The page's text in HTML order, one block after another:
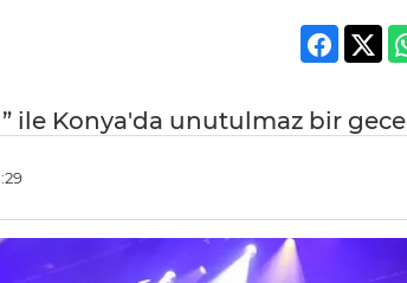
ile Konya'da unutulmaz bir gece